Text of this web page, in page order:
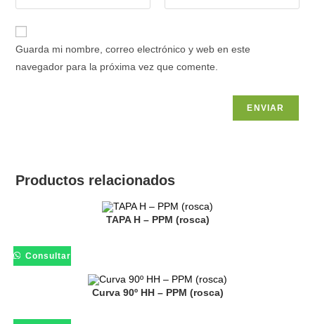
Guarda mi nombre, correo electrónico y web en este
navegador para la próxima vez que comente.
Productos relacionados
TAPA H – PPM (rosca)
Consultar
Curva 90º HH – PPM (rosca)